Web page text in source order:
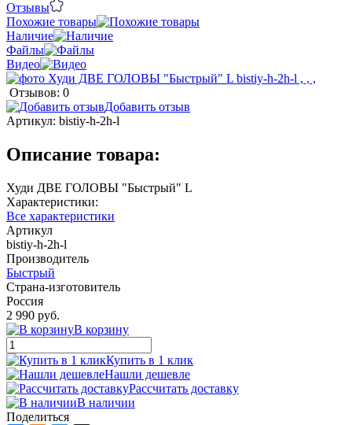
Отзывы
Похожие товары
Наличие
Файлы
Видео
Отзывов: 0
Добавить отзыв
Артикул: bistiy-h-2h-l
Описание товара:
Худи ДВЕ ГОЛОВЫ "Быстрый" L
Характеристики:
Все характеристики
Артикул
bistiy-h-2h-l
Производитель
Быстрый
Страна-изготовитель
Россия
2 990 руб.
В корзину
Купить в 1 клик
Нашли дешевле
Рассчитать доставку
В наличии
Поделиться